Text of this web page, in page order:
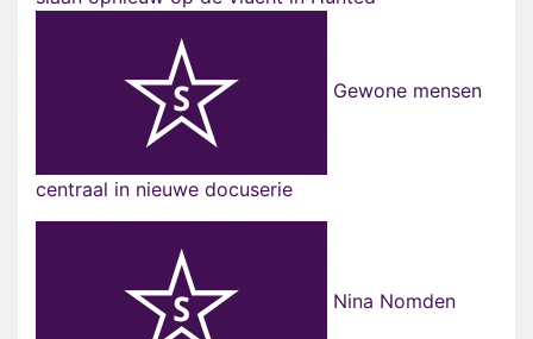
Gewone mensen
centraal in nieuwe docuserie
Nina Nomden